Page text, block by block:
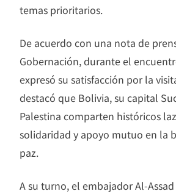
temas prioritarios.
De acuerdo con una nota de
Gobernación, durante el
expresó su satisfacción por la
destacó que Bolivia, su capital
Palestina comparten históricos
solidaridad y apoyo mutuo en la
paz.
A su turno, el embajador Al-